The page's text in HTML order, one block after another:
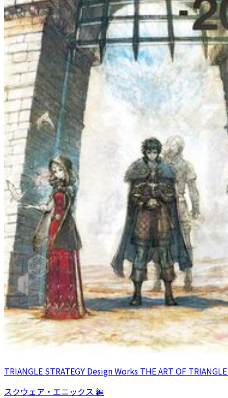
TRIANGLE STRATEGY Design Works THE ART OF
スクウェア・エニックス 編